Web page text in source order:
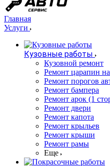
Главная
Услуги
Кузовные работы
Кузовной ремонт
Ремонт царапин
Ремонт порогов
Ремонт бампера
Ремонт арок (1
Ремонт двери
Ремонт капота
Ремонт крыльев
Ремонт крыши
Ремонт рамы
Еще